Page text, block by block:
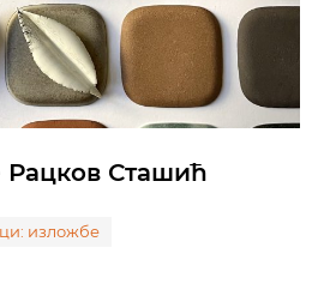
Сташић
изложбе